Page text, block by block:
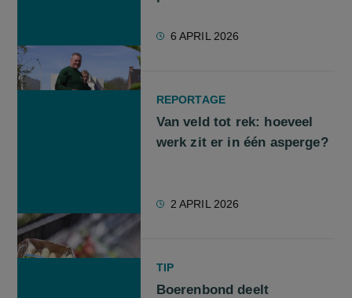
6 APRIL 2026
REPORTAGE
Van veld tot rek: hoeveel
werk zit er in één asperge?
2 APRIL 2026
TIP
Boerenbond deelt